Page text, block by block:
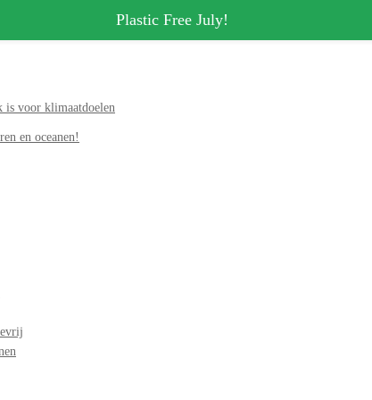
is voor klimaatdoelen
en oceanen!
Plastic Free July!